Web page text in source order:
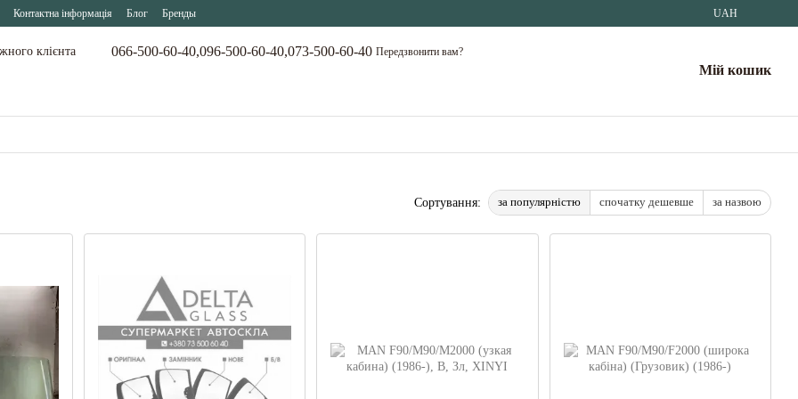
Контактна інформація Блог Бренды UAH
клієнта 066-500-60-40,096-500-60-40,073-500-60-40 Передзвонити вам?
Мій кошик
Сортування: за популярністю спочатку дешевше за назвою